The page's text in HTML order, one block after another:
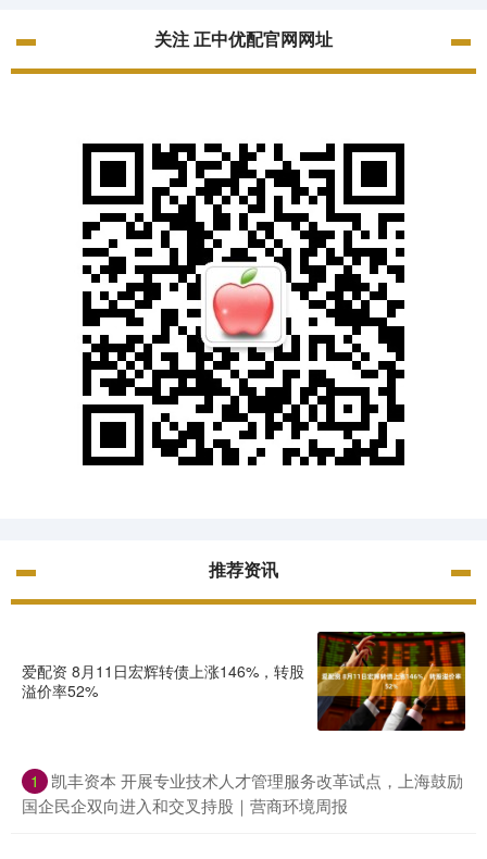
关注 正中优配官网网址
推荐资讯
爱配资 8月11日宏辉转债上涨146%，转股
溢价率52%
1
凯丰资本 开展专业技术人才管理服务改革试点，上海鼓励
国企民企双向进入和交叉持股｜营商环境周报